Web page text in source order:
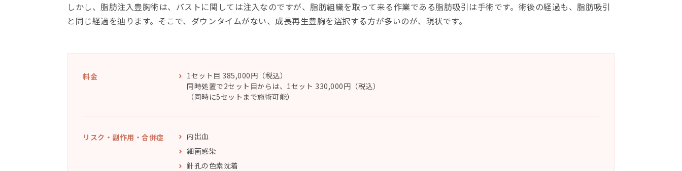
しかし、脂肪注入豊胸術は、バストに関しては注入なのですが、脂肪組織を取って来る作業である脂肪吸引は手術です。術後の経過も、脂肪吸引
と同じ経過を辿ります。そこで、ダウンタイムがない、成長再生豊胸を選択する方が多いのが、現状です。
料金
1セット目 385,000円（税込）
同時処置で2セット目からは、1セット 330,000円（税込）
（同時に5セットまで施術可能）
リスク・副作⽤・合併症
内出血
細菌感染
針孔の色素沈着